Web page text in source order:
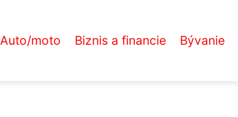
Auto/moto Biznis a financie Bývanie